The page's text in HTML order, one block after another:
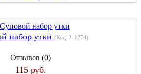
набор утки (Код: 2_1274)
Отзывов (0)
115 руб.